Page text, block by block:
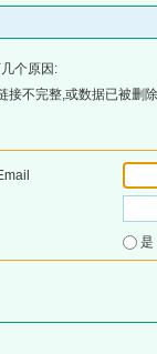
个原因:
接不完整,或数据已被删